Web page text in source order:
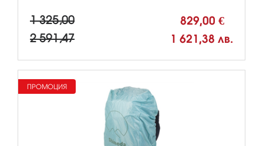
1 325,00 829,00 €
2 591,47 1 621,38 лв.
ПРОМОЦИЯ